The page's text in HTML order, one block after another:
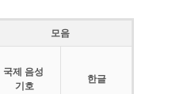
모음
국제 음성
기호
한글